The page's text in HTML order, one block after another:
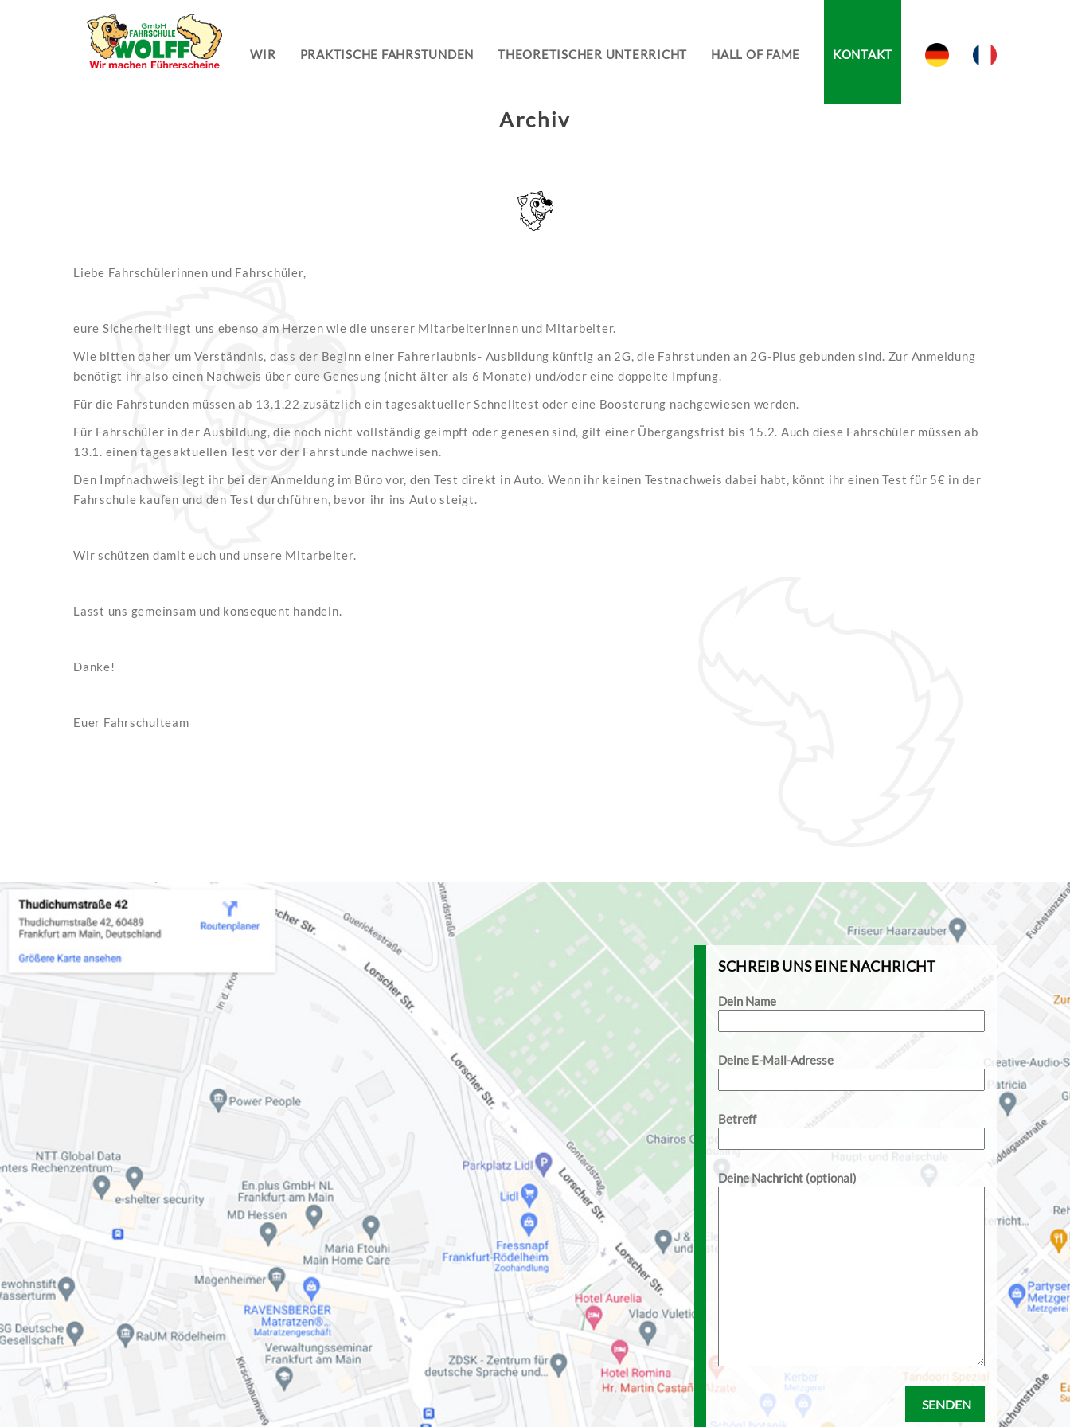
WIR PRAKTISCHE FAHRSTUNDEN THEORETISCHER UNTERRICHT HALL OF FAME KONTAKT
Archiv
Liebe Fahrschülerinnen und Fahrschüler,
eure Sicherheit liegt uns ebenso am Herzen wie die unserer Mitarbeiterinnen und Mitarbeiter.
Wie bitten daher um Verständnis, dass der Beginn einer Fahrerlaubnis- Ausbildung künftig an 2G, die Fahrstunden an 2G-Plus gebunden sind. Zur Anmeldung
benötigt ihr also einen Nachweis über eure Genesung (nicht älter als 6 Monate) und/oder eine doppelte Impfung.
Für die Fahrstunden müssen ab 13.1.22 zusätzlich ein tagesaktueller Schnelltest oder eine Boosterung nachgewiesen werden.
Für Fahrschüler in der Ausbildung, die noch nicht vollständig geimpft oder genesen sind, gilt einer Übergangsfrist bis 15.2. Auch diese Fahrschüler müssen ab
13.1. einen tagesaktuellen Test vor der Fahrstunde nachweisen.
Den Impfnachweis legt ihr bei der Anmeldung im Büro vor, den Test direkt in Auto. Wenn ihr keinen Testnachweis dabei habt, könnt ihr einen Test für 5€ in der
Fahrschule kaufen und den Test durchführen, bevor ihr ins Auto steigt.
Wir schützen damit euch und unsere Mitarbeiter.
Lasst uns gemeinsam und konsequent handeln.
Danke!
Euer Fahrschulteam
SCHREIB UNS EINE NACHRICHT
Dein Name
Deine E-Mail-Adresse
Betreff
Deine Nachricht (optional)